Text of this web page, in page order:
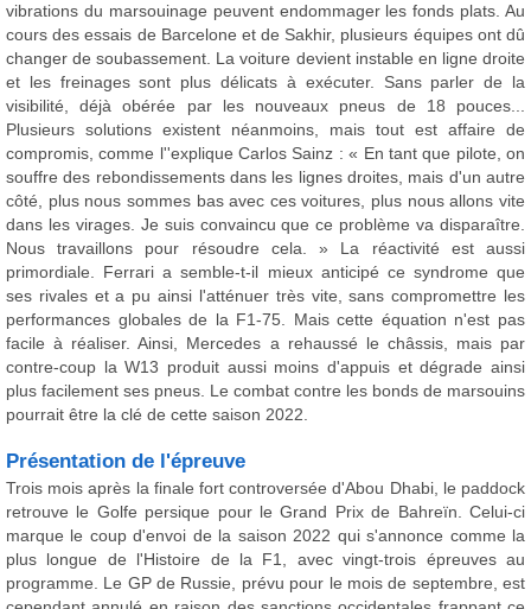
vibrations du marsouinage peuvent endommager les fonds plats. Au
cours des essais de Barcelone et de Sakhir, plusieurs équipes ont dû
changer de soubassement. La voiture devient instable en ligne droite
et les freinages sont plus délicats à exécuter. Sans parler de la
visibilité, déjà obérée par les nouveaux pneus de 18 pouces...
Plusieurs solutions existent néanmoins, mais tout est affaire de
compromis, comme l''explique Carlos Sainz : « En tant que pilote, on
souffre des rebondissements dans les lignes droites, mais d'un autre
côté, plus nous sommes bas avec ces voitures, plus nous allons vite
dans les virages. Je suis convaincu que ce problème va disparaître.
Nous travaillons pour résoudre cela. » La réactivité est aussi
primordiale. Ferrari a semble-t-il mieux anticipé ce syndrome que
ses rivales et a pu ainsi l'atténuer très vite, sans compromettre les
performances globales de la F1-75. Mais cette équation n'est pas
facile à réaliser. Ainsi, Mercedes a rehaussé le châssis, mais par
contre-coup la W13 produit aussi moins d'appuis et dégrade ainsi
plus facilement ses pneus. Le combat contre les bonds de marsouins
pourrait être la clé de cette saison 2022.
Présentation de l'épreuve
Trois mois après la finale fort controversée d'Abou Dhabi, le paddock
retrouve le Golfe persique pour le Grand Prix de Bahreïn. Celui-ci
marque le coup d'envoi de la saison 2022 qui s'annonce comme la
plus longue de l'Histoire de la F1, avec vingt-trois épreuves au
programme. Le GP de Russie, prévu pour le mois de septembre, est